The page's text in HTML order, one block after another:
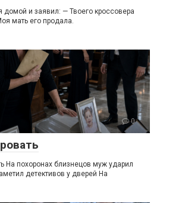
домой и заявил: — Твоего кроссовера
мать его продала.
0
На похоронах близнецов муж ударил
детективов у дверей На